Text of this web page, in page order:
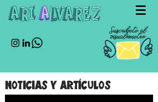
Noticias y artículos